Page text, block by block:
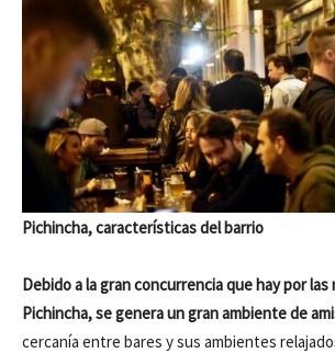
Pichincha, características del barrio
Debido a la gran concurrencia que hay por las
Pichincha, se genera un gran ambiente de
cercanía entre bares y sus ambientes